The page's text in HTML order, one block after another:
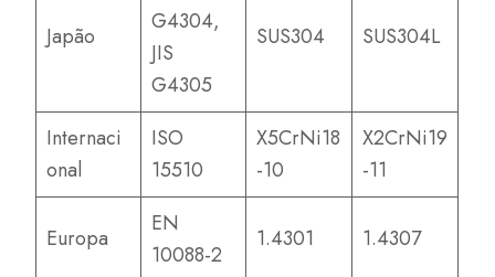
Japão
G4304,
JIS
G4305
SUS304 SUS304L
Internaci
onal
ISO
15510
X5CrNi18
-10
X2CrNi19
-11
Europa
EN
10088-2
1.4301 1.4307